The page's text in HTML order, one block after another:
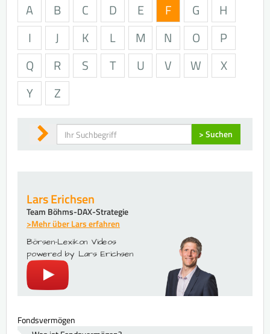
A B C D E F G
H
I
J K L M N O
P
Q
R S T U V W
X
Y
Z
Suchen > Suchen
Lars Erichsen
Team Böhms-DAX-Strategie
>Mehr über Lars erfahren
Börsen-Lexikon Videos
powered by Lars Erichsen
Fondsvermögen